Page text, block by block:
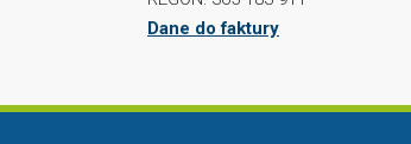
Dane do faktury